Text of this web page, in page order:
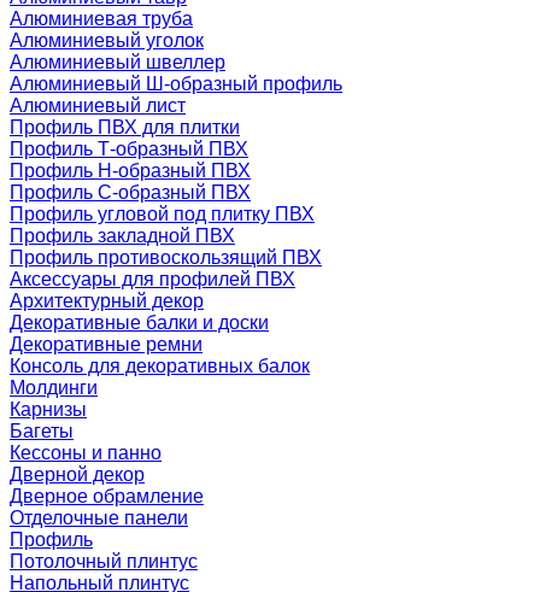
Алюминиевая труба
Алюминиевый уголок
Алюминиевый швеллер
Алюминиевый Ш-образный профиль
Алюминиевый лист
Профиль ПВХ для плитки
Профиль Т-образный ПВХ
Профиль H-образный ПВХ
Профиль C-образный ПВХ
Профиль угловой под плитку ПВХ
Профиль закладной ПВХ
Профиль противоскользящий ПВХ
Аксессуары для профилей ПВХ
Архитектурный декор
Декоративные балки и доски
Декоративные ремни
Консоль для декоративных балок
Молдинги
Карнизы
Багеты
Кессоны и панно
Дверной декор
Дверное обрамление
Отделочные панели
Профиль
Потолочный плинтус
Напольный плинтус